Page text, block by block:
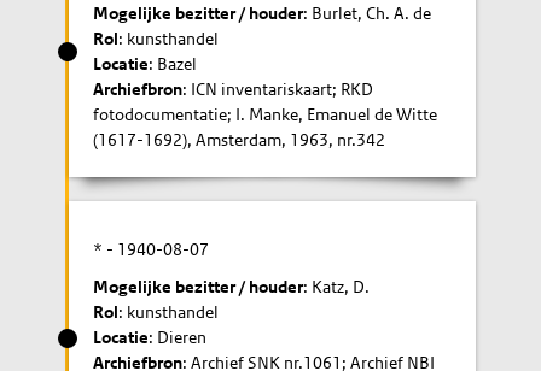
Mogelijke bezitter / houder: Burlet, Ch. A. de
Rol: kunsthandel
Locatie: Bazel
Archiefbron: ICN inventariskaart; RKD
fotodocumentatie; I. Manke, Emanuel de Witte
(1617-1692), Amsterdam, 1963, nr.342
* - 1940-08-07
Mogelijke bezitter / houder: Katz, D.
Rol: kunsthandel
Locatie: Dieren
Archiefbron: Archief SNK nr.1061; Archief NBI